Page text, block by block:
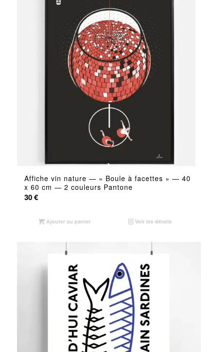
Affiche vin nature — « Boule à facettes » — 40
x 60 cm — 2 couleurs Pantone
30€
Ajouter au panier Voir les détails